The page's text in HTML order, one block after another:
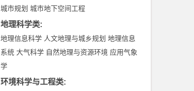
城市规划 城市地下空间工程
地理科学类:
地理信息科学 人文地理与城乡规划 地理信息
系统 大气科学 自然地理与资源环境 应用气象
学
环境科学与工程类: